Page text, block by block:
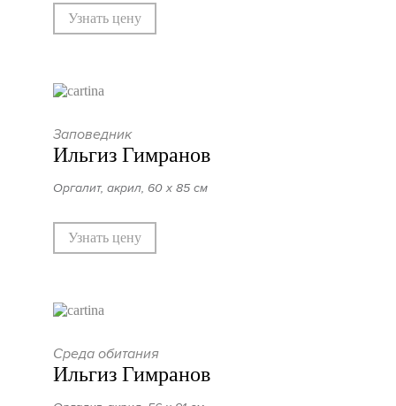
Узнать цену
Заповедник
Ильгиз Гимранов
Оргалит, акрил, 60 х 85 см
Узнать цену
Среда обитания
Ильгиз Гимранов